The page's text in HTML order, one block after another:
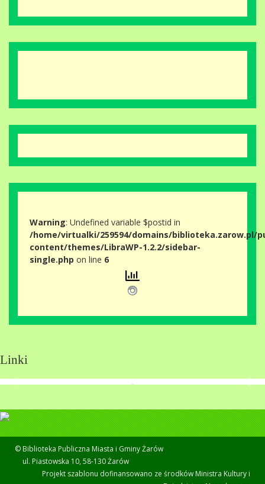
Warning: Undefined variable $postid in
/home/virtualki/259594/domains/biblioteka.zarow.pl/
content/themes/LibraWP-1.2.2/sidebar-
single.php on line 6
Linki
© Biblioteka Publiczna Miasta i Gminy Żarów
ul. Piastowska 10, 58-130 Żarów
Projekt szablonu dofinansowano ze środków Ministra Kultury i